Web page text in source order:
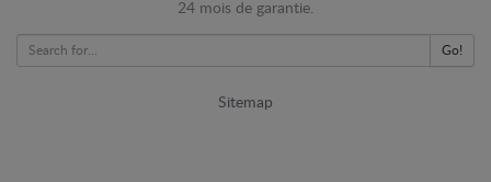
24 mois de garantie.
Go!
Sitemap